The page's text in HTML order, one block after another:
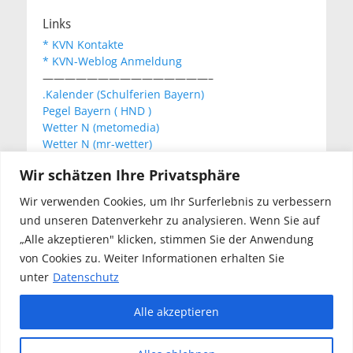
Wir schätzen Ihre Privatsphäre
Wir verwenden Cookies, um Ihr Surferlebnis zu verbessern
und unseren Datenverkehr zu analysieren. Wenn Sie auf
„Alle akzeptieren" klicken, stimmen Sie der Anwendung
von Cookies zu. Weiter Informationen erhalten Sie
unter Datenschutz
Alle akzeptieren
Links
* KVN Kontakte
* KVN-Weblog Anmeldung
———————————————–
.Kalender (Schulferien Bayern)
Pegel Bayern ( HND )
Wetter N (metomedia)
Wetter N (mr-wetter)
KVN Newsletter
Your email: